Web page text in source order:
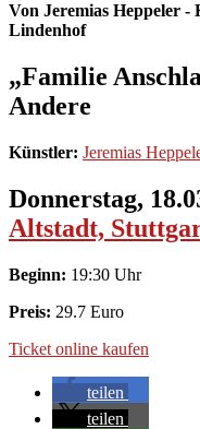
Von Jeremias Heppeler
Lindenhof
„Familie
Andere
Künstler: Jeremias
Donnerstag,
Altstadt,
Beginn: 19:30 Uhr
Preis: 29.7 Euro
Ticket online kaufen
teilen
teilen